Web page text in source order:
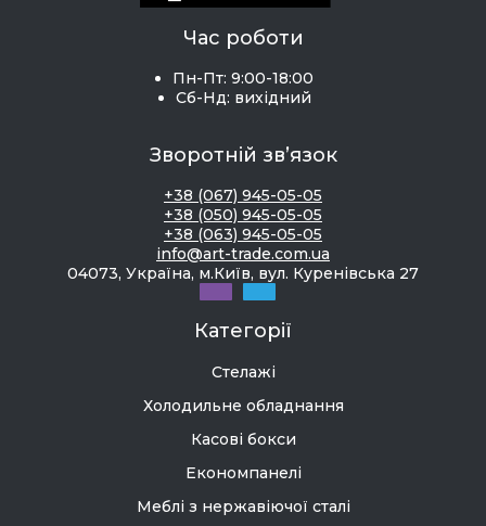
Час роботи
Пн-Пт: 9:00-18:00
Сб-Нд: вихідний
Зворотній зв’язок
+38 (067) 945-05-05
+38 (050) 945-05-05
+38 (063) 945-05-05
info@art-trade.com.ua
04073, Україна, м.Київ, вул. Куренівська 27
Категорії
Стелажі
Холодильне обладнання
Касові бокси
Економпанелі
Меблі з нержавіючої сталі